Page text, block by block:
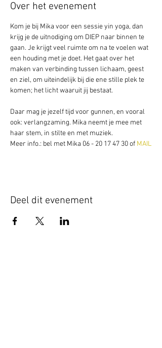
Over het evenement
Kom je bij Mika voor een sessie yin yoga, dan
krijg je de uitnodiging om DIEP naar binnen te
gaan. Je krijgt veel ruimte om na te voelen wat
een houding met je doet. Het gaat over het
maken van verbinding tussen lichaam, geest
en ziel, om uiteindelijk bij die ene stille plek te
komen; het licht waaruit jij bestaat.
Daar mag je jezelf tijd voor gunnen, en vooral
ook: verlangzaming. Mika neemt je mee met
haar stem, in stilte en met muziek.
Meer info.: bel met Mika 06 - 20 17 47 30 of MAIL
Deel dit evenement